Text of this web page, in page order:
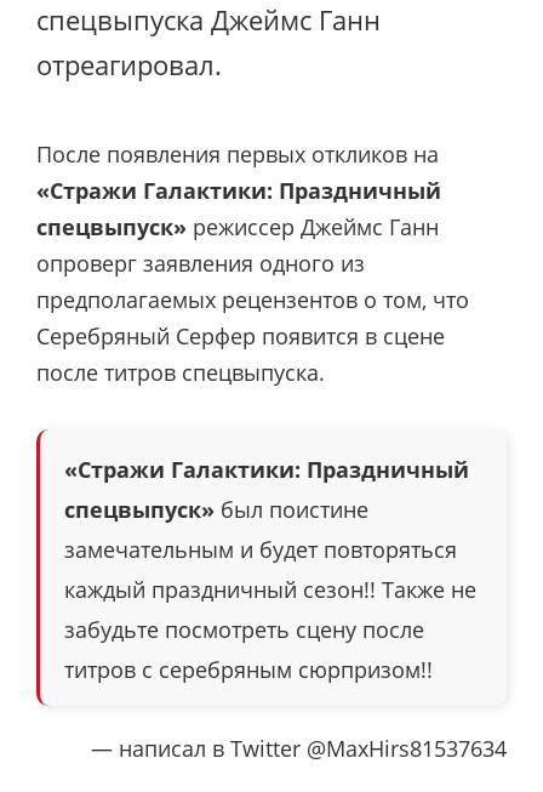
спецвыпуска Джеймс Ганн
отреагировал.
После появления первых откликов на
«Стражи Галактики: Праздничный
спецвыпуск» режиссер Джеймс Ганн
опроверг заявления одного из
предполагаемых рецензентов о том, что
Серебряный Серфер появится в сцене
после титров спецвыпуска.
«Стражи Галактики: Праздничный
спецвыпуск» был поистине
замечательным и будет повторяться
каждый праздничный сезон!! Также не
забудьте посмотреть сцену после
титров с серебряным сюрпризом!!
— написал в Twitter @MaxHirs81537634